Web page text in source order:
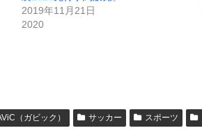
2019年11月21日
2020
（ガビック） サッカー スポーツ